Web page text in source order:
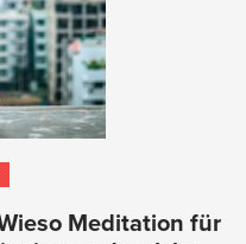
Meditation für